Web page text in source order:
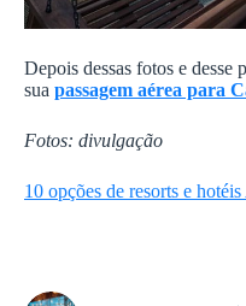
Depois dessas fotos e desse
sua passagem aérea para
Fotos: divulgação
10 opções de resorts e